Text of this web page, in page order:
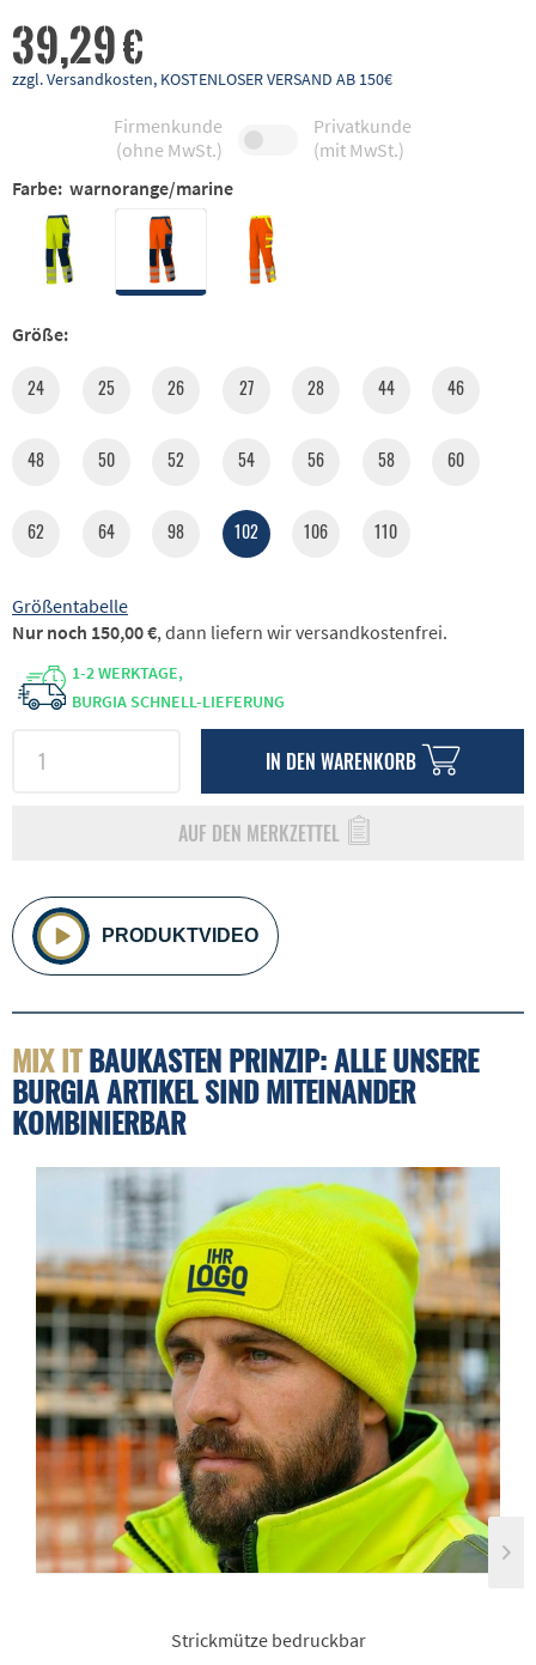
39,29 €
zzgl. Versandkosten, KOSTENLOSER VERSAND AB 150€
Firmenkunde
(ohne MwSt.)
Privatkunde
(mit MwSt.)
Farbe: warnorange/marine
Größe:
24 25 26 27 28 44 46
48 50 52 54 56 58 60
62 64 98 102 106 110
Größentabelle
1-2 WERKTAGE,
BURGIA SCHNELL-LIEFERUNG
IN DEN WARENKORB
AUF DEN MERKZETTEL
PRODUKTVIDEO
Nur noch 150,00 €, dann liefern wir versandkostenfrei.
MIX ITBAUKASTEN PRINZIP: ALLE UNSERE
BURGIA ARTIKEL SIND MITEINANDER
KOMBINIERBAR
Strickmütze bedruckbar